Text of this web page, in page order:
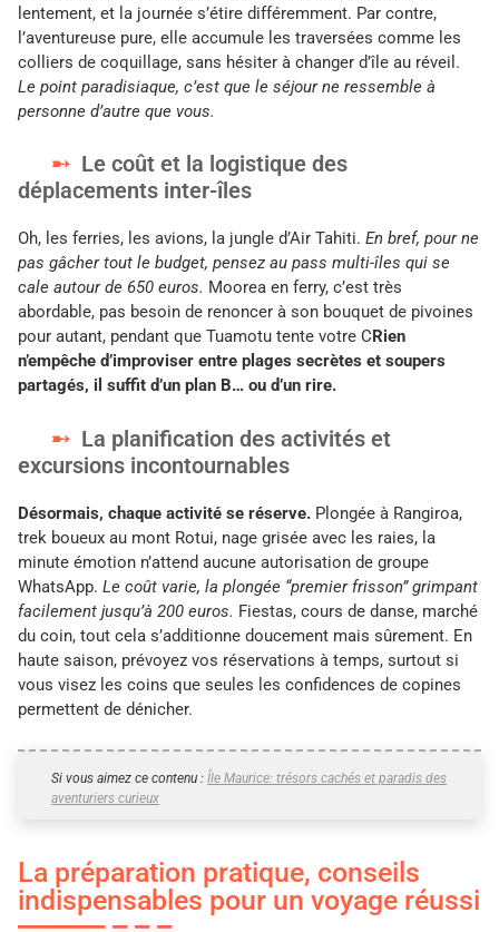
lentement, et la journée s’étire différemment. Par contre,
l’aventureuse pure, elle accumule les traversées comme les
colliers de coquillage, sans hésiter à changer d’île au réveil.
Le point paradisiaque, c’est que le séjour ne ressemble à
personne d’autre que vous.
Le coût et la logistique des
déplacements inter-îles
Oh, les ferries, les avions, la jungle d’Air Tahiti. En bref, pour ne
pas gâcher tout le budget, pensez au pass multi-îles qui se
cale autour de 650 euros. Moorea en ferry, c’est très
abordable, pas besoin de renoncer à son bouquet de pivoines
pour autant, pendant que Tuamotu tente votre CRien
n’empêche d’improviser entre plages secrètes et soupers
partagés, il suffit d’un plan B… ou d’un rire.
La planification des activités et
excursions incontournables
Désormais, chaque activité se réserve. Plongée à Rangiroa,
trek boueux au mont Rotui, nage grisée avec les raies, la
minute émotion n’attend aucune autorisation de groupe
WhatsApp. Le coût varie, la plongée “premier frisson” grimpant
facilement jusqu’à 200 euros. Fiestas, cours de danse, marché
du coin, tout cela s’additionne doucement mais sûrement. En
haute saison, prévoyez vos réservations à temps, surtout si
vous visez les coins que seules les confidences de copines
permettent de dénicher.
Si vous aimez ce contenu : Île Maurice: trésors cachés et paradis des
aventuriers curieux
La préparation pratique, conseils
indispensables pour un voyage réussi